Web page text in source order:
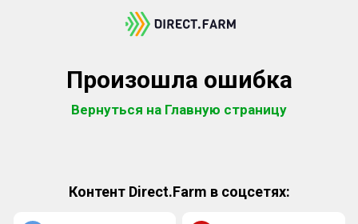
Произошла ошибка
Вернуться на Главную страницу
Контент Direct.Farm в соцсетях: